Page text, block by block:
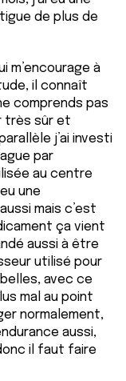
de plus de
m’encourage à
il connaît
comprends pas
très sûr et
j’ai investi
par
au centre
une
mais c’est
ça vient
aussi à être
utilisé pour
avec ce
mal au point
normalement,
aussi,
il faut faire